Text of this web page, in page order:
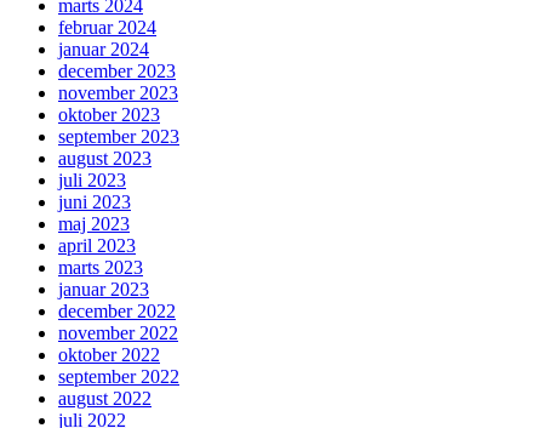
marts 2024
februar 2024
januar 2024
december 2023
november 2023
oktober 2023
september 2023
august 2023
juli 2023
juni 2023
maj 2023
april 2023
marts 2023
januar 2023
december 2022
november 2022
oktober 2022
september 2022
august 2022
juli 2022